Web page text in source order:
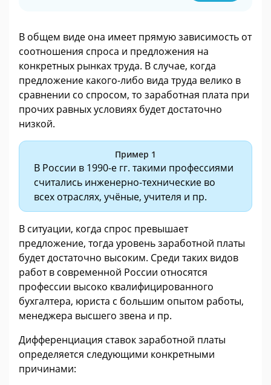
В общем виде она имеет прямую зависимость от
соотношения спроса и предложения на
конкретных рынках труда. В случае, когда
предложение какого-либо вида труда велико в
сравнении со спросом, то заработная плата при
прочих равных условиях будет достаточно
низкой.
Пример 1
В России в 1990-е гг. такими профессиями
считались инженерно-технические во
всех отраслях, учёные, учителя и пр.
В ситуации, когда спрос превышает
предложение, тогда уровень заработной платы
будет достаточно высоким. Среди таких видов
работ в современной России относятся
профессии высоко квалифицированного
бухгалтера, юриста с большим опытом работы,
менеджера высшего звена и пр.
Дифференциация ставок заработной платы
определяется следующими конкретными
причинами: